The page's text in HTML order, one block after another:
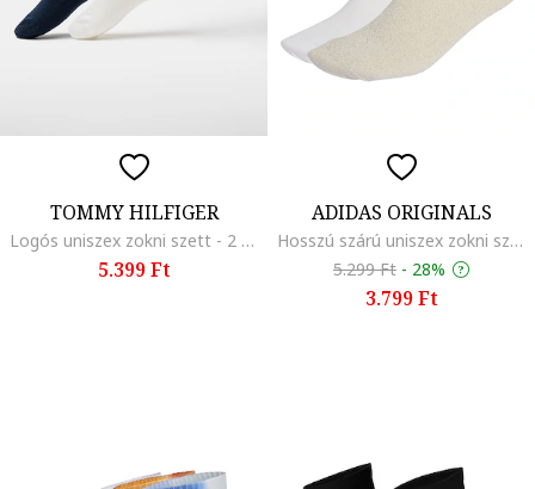
TOMMY HILFIGER
Logós uniszex zokni szett - 2 pár, Fehér/Sötétkék/Vintage piros
5.399 Ft
ADIDAS ORIGINALS
Hosszú szárú uniszex zokni szett - 2 pár, Bézs/Törtfehér
5.299 Ft - 28%
3.799 Ft